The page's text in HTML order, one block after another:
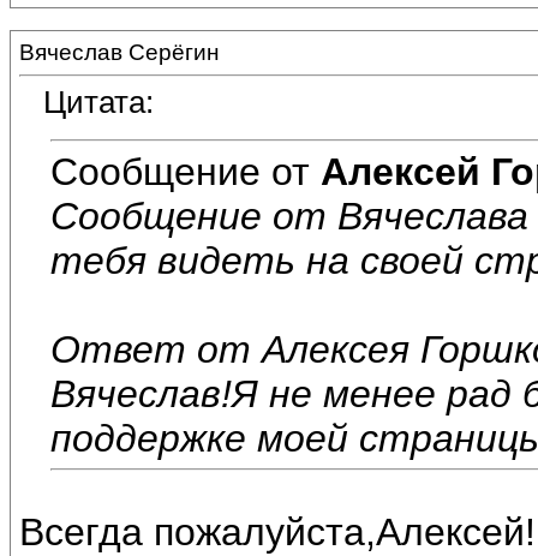
Вячеслав Серёгин
Цитата:
Сообщение от Алексей
Сообщение от Вячеслава
тебя видеть на своей
Ответ от Алексея
Вячеслав!Я не менее рад
поддержке моей
Всегда пожалуйста,Алексей!